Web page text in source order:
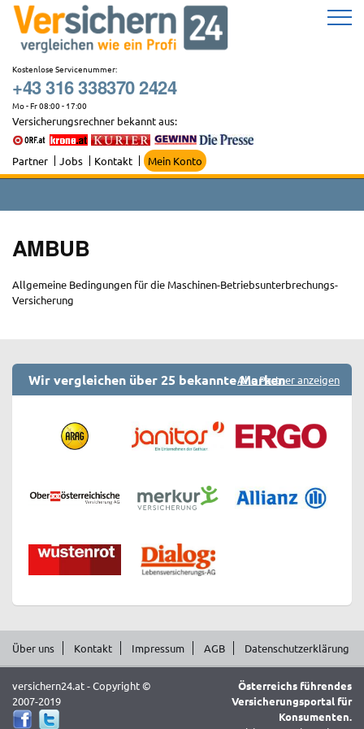
Zum
Inhalt
springen
Kostenlose Servicenummer:
+43 316 338370 2424
Mo - Fr 08:00 - 17:00
Versicherungsrechner bekannt aus:
Partner Jobs Kontakt Mein Konto
AMBUB
Allgemeine Bedingungen für die Maschinen-Betriebsunterbrechungs-
Versicherung
Wir vergleichen über 25 bekannte MarkenAlle Partner anzeigen
Über uns Kontakt Impressum AGB Datenschutzerklärung
versichern24.at - Copyright ©
2007-2019
Österreichs führendes
Versicherungsportal für
Konsumenten.